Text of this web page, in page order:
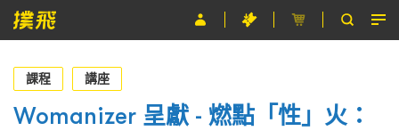
節目
主辦單位
課程 講座
Womanizer 呈獻 - 燃點「性」火：